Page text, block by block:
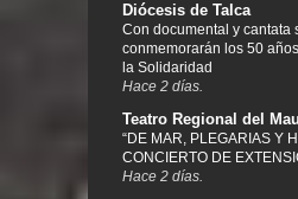
Diócesis de Talca
Con documental y cantata
conmemorarán los 50
la Solidaridad
Hace 2 días.
Teatro Regional del
“DE MAR, PLEGARIAS Y
CONCIERTO DE
Hace 2 días.